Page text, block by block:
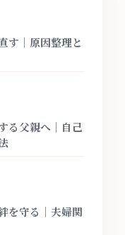
す｜原因整理と
る父親へ｜自己
を守る｜夫婦関